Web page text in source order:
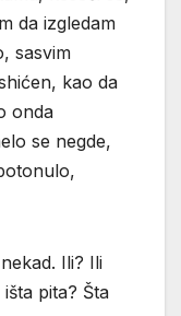
da izgledam
sasvim
kao da
onda
se negde,
Ili? Ili
pita? Šta